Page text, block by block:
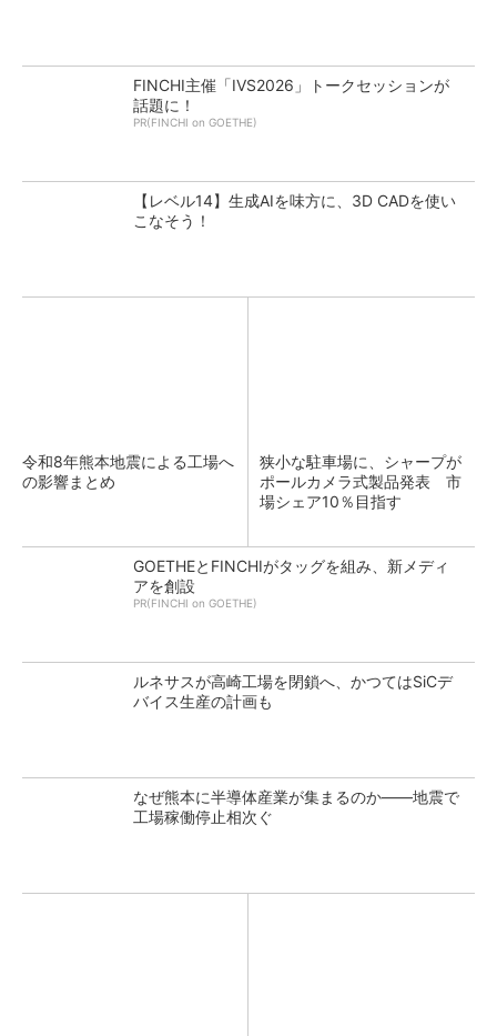
FINCHI主催「IVS2026」トークセッションが
話題に！
PR(FINCHI on GOETHE)
【レベル14】生成AIを味方に、3D CADを使い
こなそう！
令和8年熊本地震による工場へ
の影響まとめ
狭小な駐車場に、シャープが
ポールカメラ式製品発表 市
場シェア10％目指す
GOETHEとFINCHIがタッグを組み、新メディ
アを創設
PR(FINCHI on GOETHE)
ルネサスが高崎工場を閉鎖へ、かつてはSiCデ
バイス生産の計画も
なぜ熊本に半導体産業が集まるのか――地震で
工場稼働停止相次ぐ